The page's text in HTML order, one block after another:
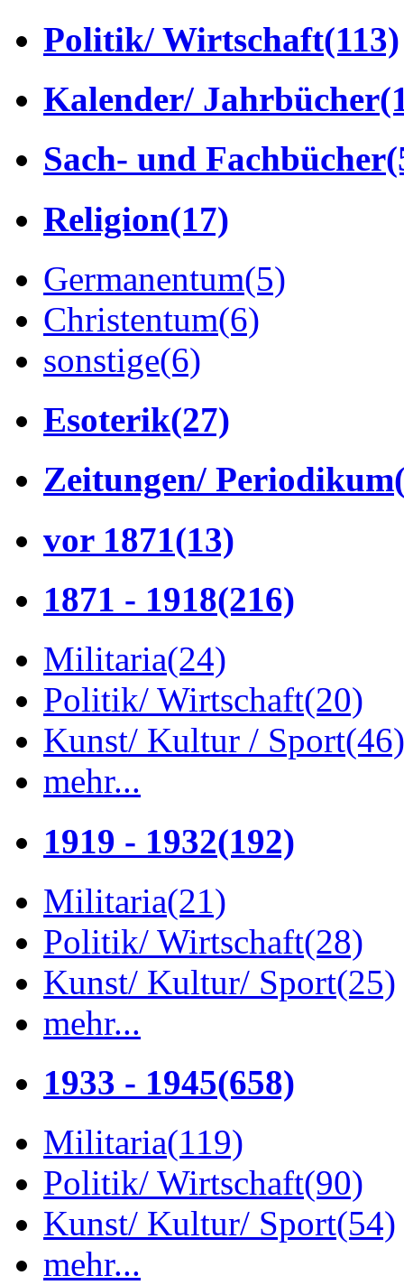
Politik/ Wirtschaft(113)
Kalender/ Jahrbücher
Sach- und Fachbücher
Religion(17)
Germanentum(5)
Christentum(6)
sonstige(6)
Esoterik(27)
Zeitungen/ Periodikum
vor 1871(13)
1871 - 1918(216)
Militaria(24)
Politik/ Wirtschaft(20)
Kunst/ Kultur / Sport(46)
mehr...
1919 - 1932(192)
Militaria(21)
Politik/ Wirtschaft(28)
Kunst/ Kultur/ Sport(25)
mehr...
1933 - 1945(658)
Militaria(119)
Politik/ Wirtschaft(90)
Kunst/ Kultur/ Sport(54)
mehr...